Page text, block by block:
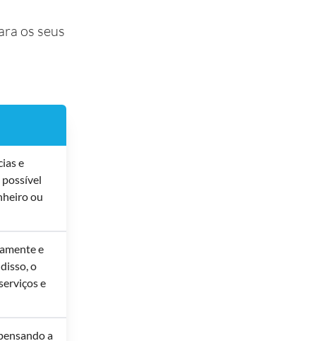
os seus
e
ou
e
o
e
a